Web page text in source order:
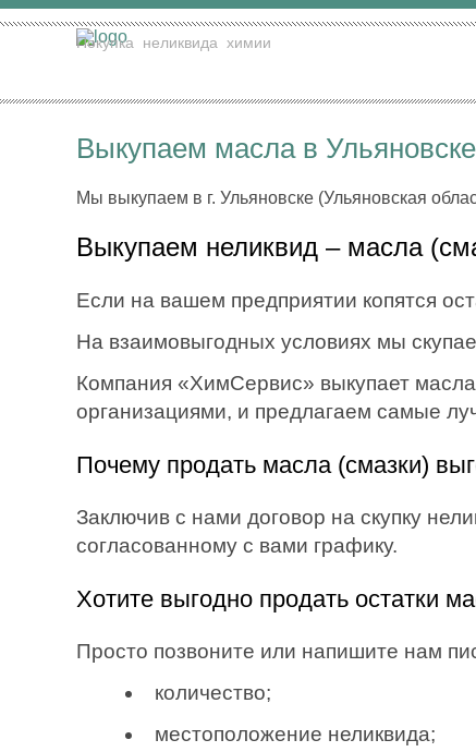
Покупка неликвида химии
Выкупаем масла в
Мы выкупаем в г. Ульяновске (Ульяновская
Выкупаем неликвид – масла
Если на вашем предприятии копятся
На взаимовыгодных условиях мы
Компания «ХимСервис» выкупает
организациями, и предлагаем самые
Почему продать масла (смазки)
Заключив с нами договор на скупку
согласованному с вами графику.
Хотите выгодно продать остатки
Просто позвоните или напишите нам
количество;
местоположение неликвида;